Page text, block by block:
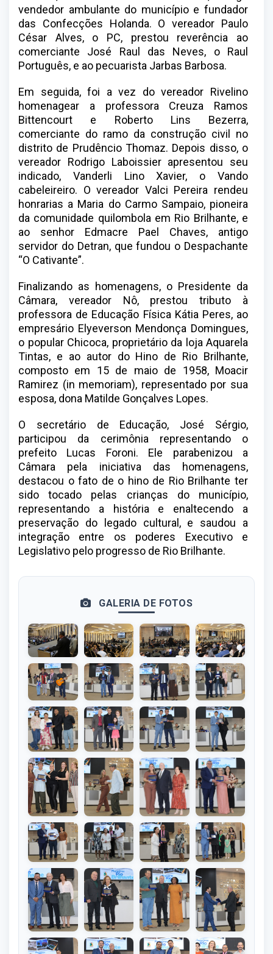
vendedor ambulante do município e fundador
das Confecções Holanda. O vereador Paulo
César Alves, o PC, prestou reverência ao
comerciante José Raul das Neves, o Raul
Português, e ao pecuarista Jarbas Barbosa.
Em seguida, foi a vez do vereador Rivelino
homenagear a professora Creuza Ramos
Bittencourt e Roberto Lins Bezerra,
comerciante do ramo da construção civil no
distrito de Prudêncio Thomaz. Depois disso, o
vereador Rodrigo Laboissier apresentou seu
indicado, Vanderli Lino Xavier, o Vando
cabeleireiro. O vereador Valci Pereira rendeu
honrarias a Maria do Carmo Sampaio, pioneira
da comunidade quilombola em Rio Brilhante, e
ao senhor Edmacre Pael Chaves, antigo
servidor do Detran, que fundou o Despachante
“O Cativante”.
Finalizando as homenagens, o Presidente da
Câmara, vereador Nô, prestou tributo à
professora de Educação Física Kátia Peres, ao
empresário Elyeverson Mendonça Domingues,
o popular Chicoca, proprietário da loja Aquarela
Tintas, e ao autor do Hino de Rio Brilhante,
composto em 15 de maio de 1958, Moacir
Ramirez (in memoriam), representado por sua
esposa, dona Matilde Gonçalves Lopes.
O secretário de Educação, José Sérgio,
participou da cerimônia representando o
prefeito Lucas Foroni. Ele parabenizou a
Câmara pela iniciativa das homenagens,
destacou o fato de o hino de Rio Brilhante ter
sido tocado pelas crianças do município,
representando a história e enaltecendo a
preservação do legado cultural, e saudou a
integração entre os poderes Executivo e
Legislativo pelo progresso de Rio Brilhante.
GALERIA DE FOTOS